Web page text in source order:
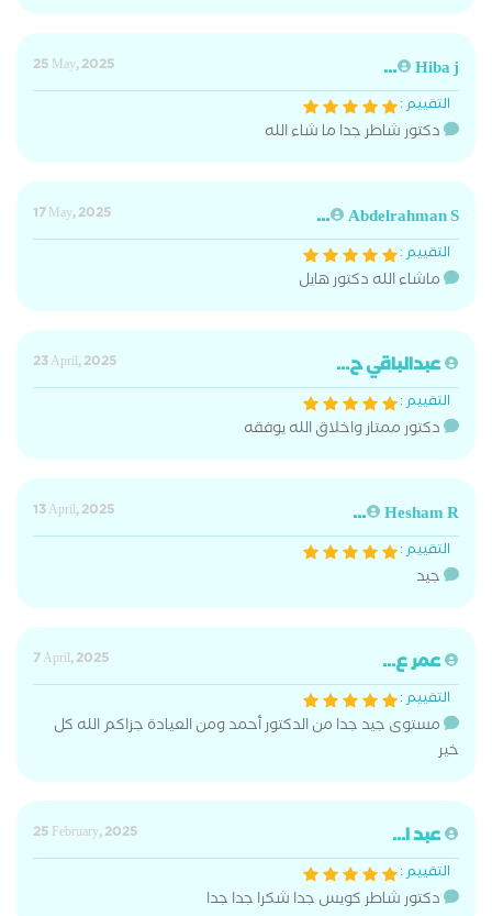
Hiba j...
25 May, 2025
التقييم :
دكتور شاطر جدا ما شاء الله
Abdelrahman S...
17 May, 2025
التقييم :
ماشاء الله دكتور هايل
عبدالباقي ح...
23 April, 2025
التقييم :
دكتور ممتاز واخلاق الله يوفقه
Hesham R...
13 April, 2025
التقييم :
جيد
عمر ع...
7 April, 2025
التقييم :
مستوى جيد جدا من الدكتور أحمد ومن العيادة جزاكم الله كل
خير
عبد ا...
25 February, 2025
التقييم :
دكتور شاطر كويس جدا شكرا جدا جدا